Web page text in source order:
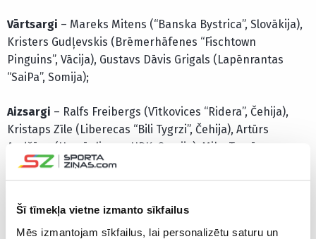
Šī tīmekļa vietne izmanto sīkfailus
Mēs izmantojam sīkfailus, lai personalizētu saturu un
Vārtsargi – Mareks Mitens (“Banska Bystrica”, Slovākija),
Kristers Gudļevskis (Brēmerhāfenes “Fischtown
Pinguins”, Vācija), Gustavs Dāvis Grigals (Lapēnrantas
“SaiPa”, Somija);
Aizsargi – Ralfs Freibergs (Vītkovices “Ridera”, Čehija),
Kristaps Zīle (Liberecas “Bili Tygrzi”, Čehija), Artūrs
Andžāns (Hemēnlinnas HPK, Somija), Miks Tumānovs
(Helsinku “Jokerit”, Somija), Roberts Mamčics (Karlovi Varu
“Energie”, Čehija), Alberts Šmits (Minhenes “Red Bull”,
Vācija), Arvils Bergmanis (“Troja-Ljungby”, Zviedrija),
Oskars Cibuļskis (Herningas “Blue Fox”, Dānija);